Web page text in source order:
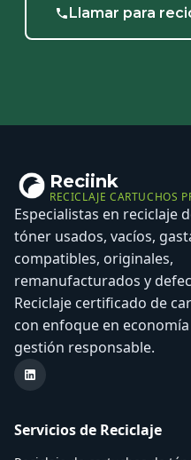
Llamar para
Reciink
RECICLAJE CARTUCHOS
Especialistas en reciclaje
tóner usados, vacíos,
compatibles, originales,
remanufacturados y
Reciclaje certificado de
con enfoque en
gestión responsable.
LinkedIn Reciink
Servicios de Reciclaje